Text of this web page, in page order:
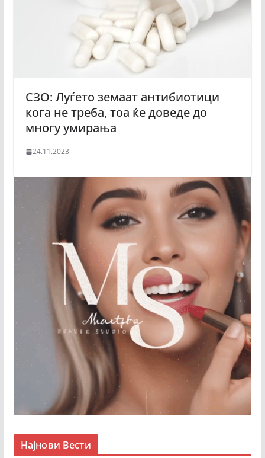
СЗО: Луѓето земаат антибиотици
кога не треба, тоа ќе доведе до
многу умирања
24.11.2023
Најнови Вести